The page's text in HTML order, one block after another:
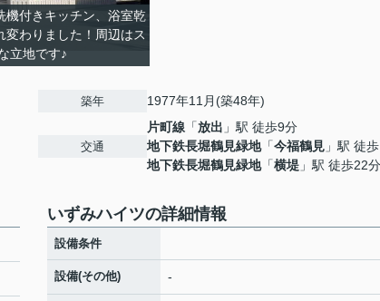
機付きキッチン、浴室乾
わりました！周辺はス
立地です♪
築年 1977年11月(築48年)
交通
片町線 「放出 」駅 徒歩9分
地下鉄長堀鶴見緑地「今福鶴見 」駅 徒
地下鉄長堀鶴見緑地「横堤 」駅 徒歩22分
いずみハイツの詳細情報
設備条件
設備(その他) -